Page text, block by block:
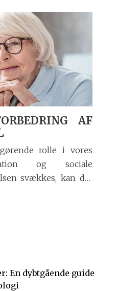
AF
rolle i vores
og sociale
svækkes, kan det
En dybtgående guide